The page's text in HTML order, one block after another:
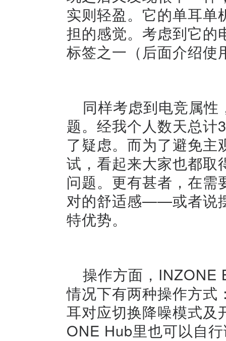
实则轻盈。它的单耳单
担的感觉。考虑到它的
标签之一（后面介绍使
同样考虑到电竞属
题。经我个人数天总计
了疑虑。而为了避免主
试，看起来大家也都取
问题。更有甚者，在需
对的舒适感——或者说
特优势。
操作方面，INZONE
情况下有两种操作方式
耳对应切换降噪模式及
ONE Hub里也可以自